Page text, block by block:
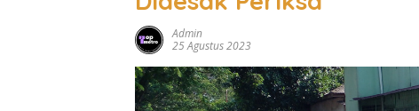
Admin
25 Agustus 2023